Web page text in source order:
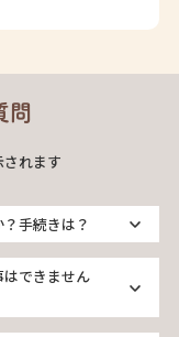
問
れます
手続きは？
できません